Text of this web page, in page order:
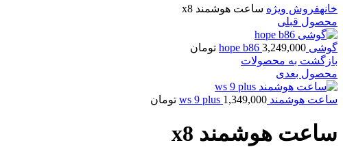
خانهفروش ویژه ساعت هوشمند x8
محصول قبلی
گوشی hope b86 3,249,000
تومان
بازگشت به محصولات
محصول بعدی
ساعت هوشمند ws 9 plus 1,349,000 تومان
ساعت هوشمند x8